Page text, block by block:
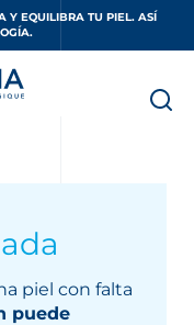
Y EQUILIBRA TU PIEL. ASÍ
piel con falta
puede